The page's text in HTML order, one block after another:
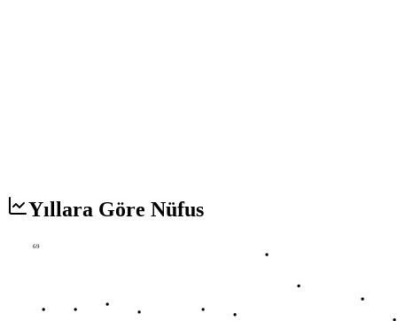
Yıllara Göre Nüfus
69